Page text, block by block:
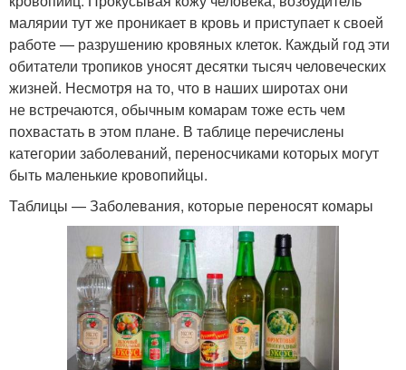
малярии тут же проникает в кровь и приступает к своей
работе — разрушению кровяных клеток. Каждый год эти
обитатели тропиков уносят десятки тысяч человеческих
жизней. Несмотря на то, что в наших широтах они
не встречаются, обычным комарам тоже есть чем
похвастать в этом плане. В таблице перечислены
категории заболеваний, переносчиками которых могут
быть маленькие кровопийцы.
Таблицы — Заболевания, которые переносят комары